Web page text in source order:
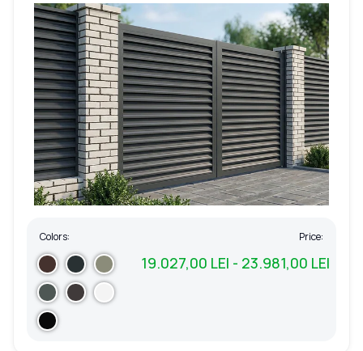
Colors: Price:
19.027,00 LEI - 23.981,00 LEI